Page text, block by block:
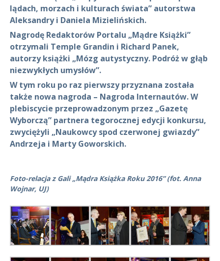
lądach, morzach i kulturach świata” autorstwa
Aleksandry i Daniela Mizielińskich.
Nagrodę Redaktorów Portalu „Mądre Książki”
otrzymali Temple Grandin i Richard Panek,
autorzy książki „Mózg autystyczny. Podróż w głąb
niezwykłych umysłów”.
W tym roku po raz pierwszy przyznana została
także nowa nagroda – Nagroda Internautów. W
plebiscycie przeprowadzonym przez „Gazetę
Wyborczą” partnera tegorocznej edycji konkursu,
zwyciężyli „Naukowcy spod czerwonej gwiazdy”
Andrzeja i Marty Goworskich.
Foto-relacja z Gali „Mądra Książka Roku 2016” (fot. Anna
Wojnar, UJ)